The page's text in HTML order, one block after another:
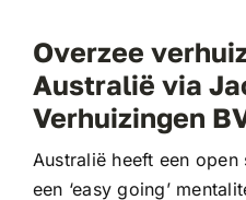
Overzee
Australië via
Verhuizingen
Australië heeft een
een ‘easy going’